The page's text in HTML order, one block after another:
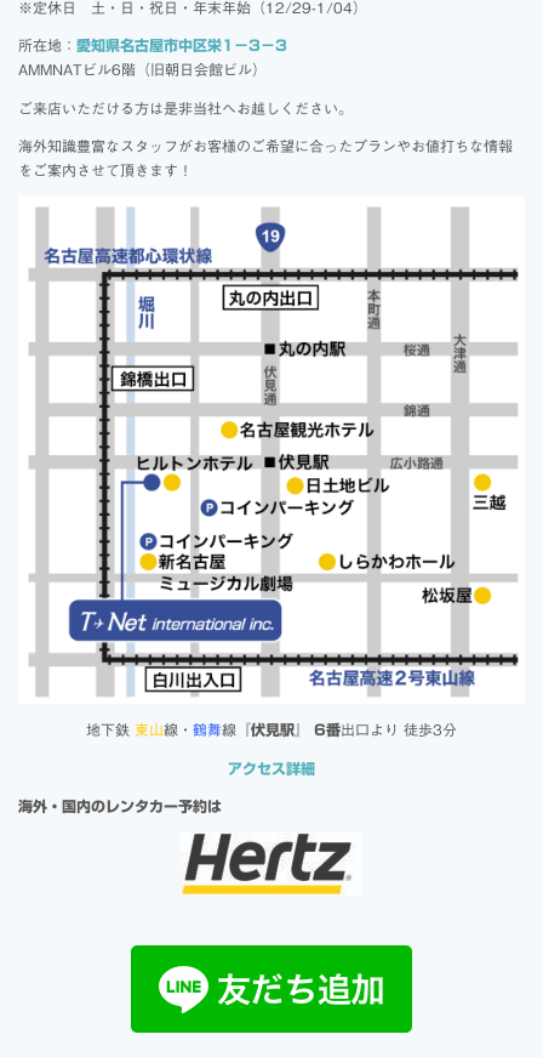
※定休日 土・日・祝日・年末年始（12/29-1/04）
所在地： 愛知県名古屋市中区栄1－3－3
AMMNATビル6階（旧朝日会館ビル）
ご来店いただける方は是非当社へお越しください。
海外知識豊富なスタッフがお客様のご希望に合ったプランやお値打ちな情報
をご案内させて頂きます！
地下鉄 東山線・ 鶴舞線『伏見駅 6番出口より 徒歩3分
アクセス詳細
海外・国内のレンタカー予約は